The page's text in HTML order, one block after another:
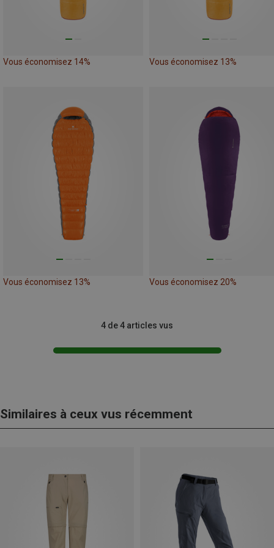
Vous économisez 14% Vous économisez 13%
Vous économisez 13% Vous économisez 20%
4 de 4 articles vus
Similaires à ceux vus récemment